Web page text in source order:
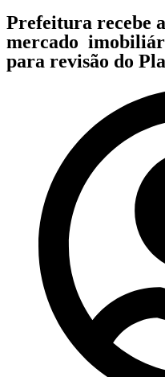
Prefeitura recebe
mercado
para revisão do